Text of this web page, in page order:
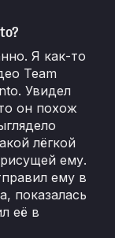
Я как-то
Team
Увидел
он похож
лёгкой
ему.
ему в
показалась
её в